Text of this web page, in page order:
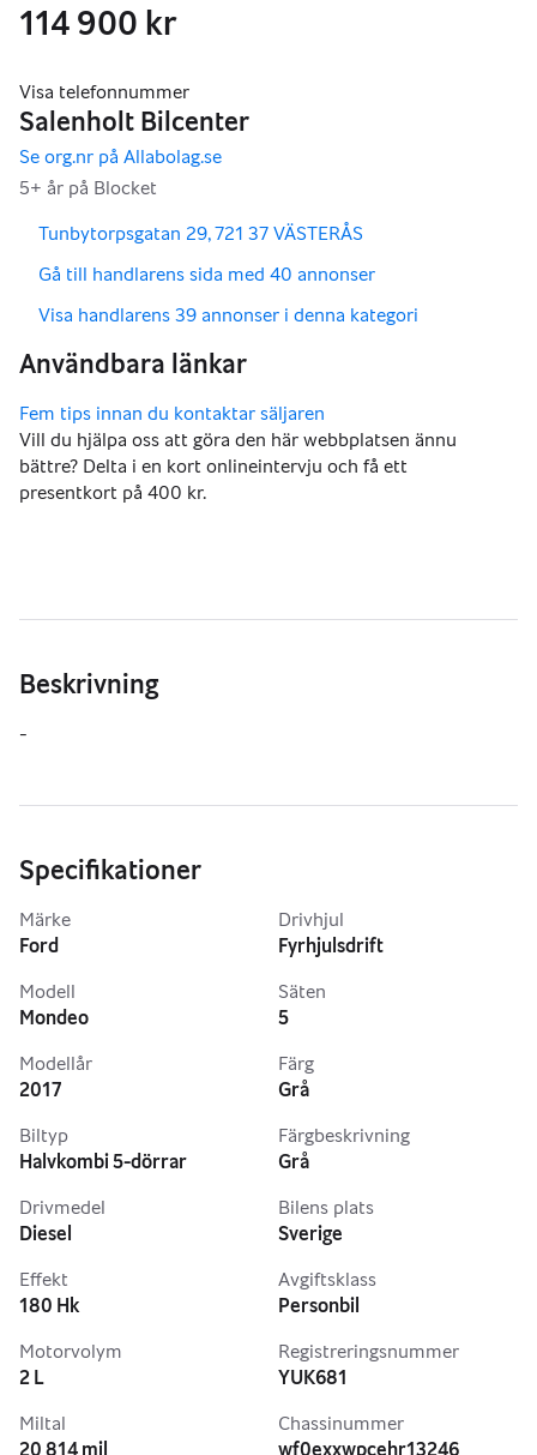
114 900 kr
,
Tunbytorpsgatan 29, 721 37 VÄSTERÅS
Gå till handlarens sida med 40 annonser
Visa handlarens 39 annonser i denna kategori
Vill du hjälpa oss att göra den här webbplatsen ännu
bättre? Delta i en kort onlineintervju och få ett
presentkort på 400 kr.
Beskrivning
-
Specifikationer
Märke
Ford
Modell
Mondeo
Modellår
2017
Biltyp
Halvkombi 5-dörrar
Drivmedel
Diesel
Effekt
180 Hk
Motorvolym
2 L
Miltal
20 814 mil
Drivhjul
Fyrhjulsdrift
Säten
5
Färg
Grå
Färgbeskrivning
Grå
Bilens plats
Sverige
Avgiftsklass
Personbil
Registreringsnummer
YUK681
Chassinummer
wf0exxwpcehr13246